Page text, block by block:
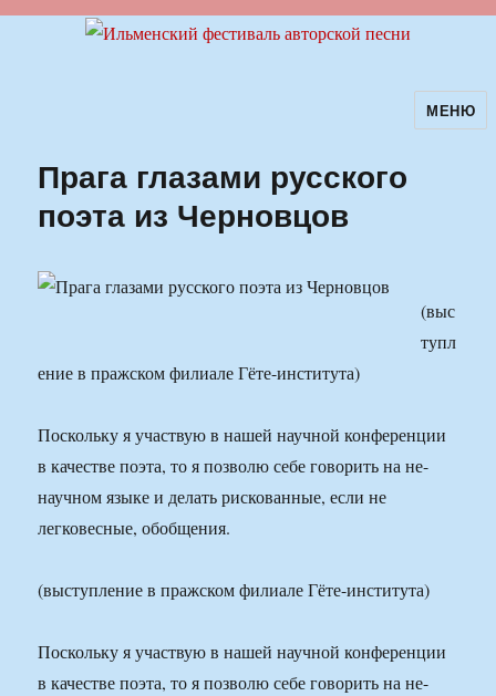
Ильменский фестиваль авторскойМЕНЮ
Прага глазами русского
поэта из Черновцов
(выс
тупл
ение в пражском филиале Гёте-института)
Поскольку я участвую в нашей научной конференции
в качестве поэта, то я позволю себе говорить на не-
научном языке и делать рискованные, если не
легковесные, обобщения.
(выступление в пражском филиале Гёте-института)
Поскольку я участвую в нашей научной конференции
в качестве поэта, то я позволю себе говорить на не-